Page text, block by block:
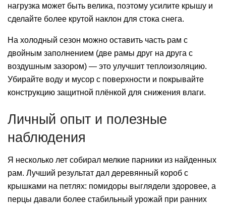
нагрузка может быть велика, поэтому усилите крышу и
сделайте более крутой наклон для стока снега.
На холодный сезон можно оставить часть рам с
двойным заполнением (две рамы друг на друга с
воздушным зазором) — это улучшит теплоизоляцию.
Убирайте воду и мусор с поверхности и покрывайте
конструкцию защитной плёнкой для снижения влаги.
Личный опыт и полезные
наблюдения
Я несколько лет собирал мелкие парники из найденных
рам. Лучший результат дал деревянный короб с
крышками на петлях: помидоры выглядели здоровее, а
перцы давали более стабильный урожай при ранних